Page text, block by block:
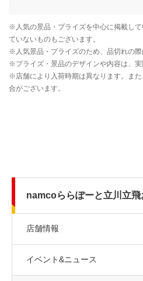
namcoららぽーと立川立飛
店舗情報
イベント&ニュース